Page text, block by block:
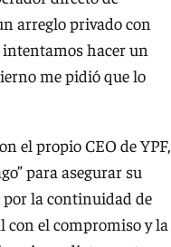
arreglo privado con
hacer un
me pidió que lo
el propio CEO de YPF,
para asegurar su
por la continuidad de
con el compromiso y la